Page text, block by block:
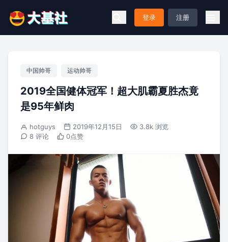
登录 注册
中国帅哥 运动帅哥
2019全国健体冠军！超大肌霸夏胜杰竟
是95年鲜肉
hotguys 2019年12月15日
3.8k 浏览
8 评论
0点赞